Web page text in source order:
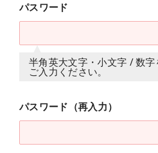
パスワード
半角英大文字・小文字 / 数
ご入力ください。
パスワード（再入力）